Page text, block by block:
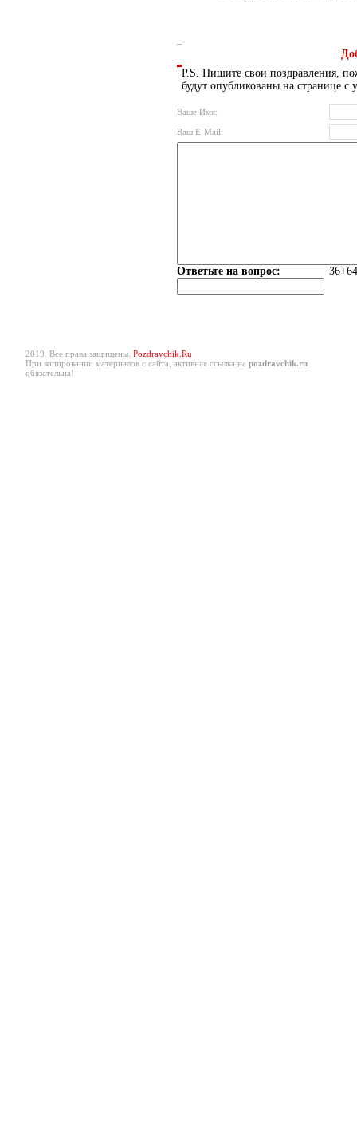
P.S. Пишите свои поздравления,
будут опубликованы на странице с
Ваше Имя:
Ваш E-Mail:
Ответьте на вопрос:
2019. Все права защищены. Pozdravchik.Ru
При копировании материалов с сайта, активная ссылка на pozdravchik.ru
обязательна!